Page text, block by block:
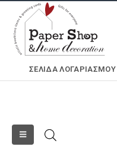
ΣΕΛΊΔΑ ΛΟΓΑΡΙΑΣΜΟΎ